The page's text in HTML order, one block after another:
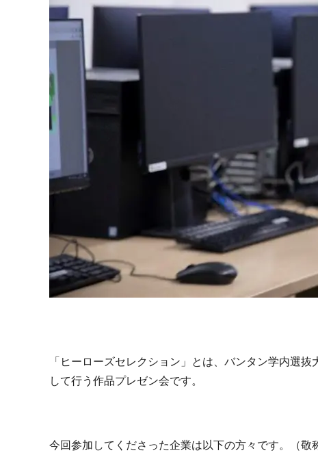
「ヒーローズセレクション」とは、バンタン学内選
して行う作品プレゼン会です。
今回参加してくださった企業は以下の方々です。（敬